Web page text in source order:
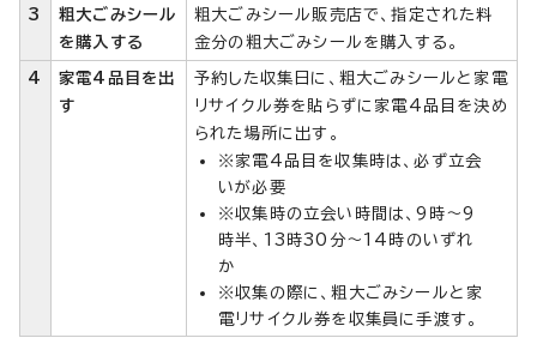
3
粗大ごみシール
を購入する
粗大ごみシール販売店で、指定された料
金分の粗大ごみシールを購入する。
4
家電4品目を出
す
予約した収集日に、粗大ごみシールと家電
リサイクル券を貼らずに家電4品目を決め
られた場所に出す。
※家電4品目を収集時は、必ず立会
いが必要
※収集時の立会い時間は、9時～9
時半、13時30分～14時のいずれ
か
※収集の際に、粗大ごみシールと家
電リサイクル券を収集員に手渡す。